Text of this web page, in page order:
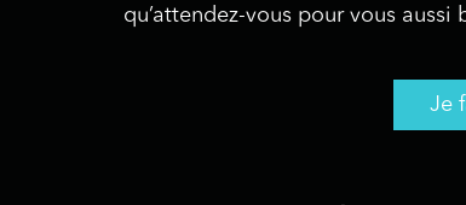
qu’attendez-vous pour vous
Je